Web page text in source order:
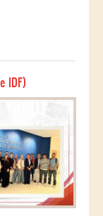
IDF)